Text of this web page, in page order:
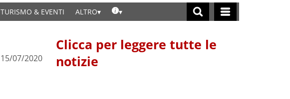
TURISMO & EVENTI ALTRO
15/07/2020
Clicca per leggere tutte le
notizie